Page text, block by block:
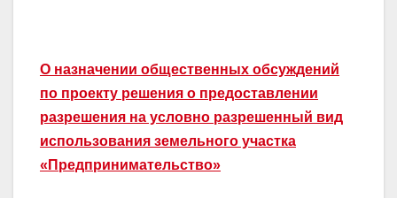
О назначении общественных обсуждений
по проекту решения о предоставлении
разрешения на условно разрешенный вид
использования земельного участка
«Предпринимательство»